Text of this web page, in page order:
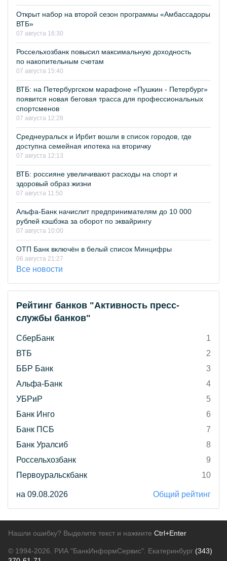
Открыт набор на второй сезон программы «Амбассадоры
ВТБ»
07 августа 16:30
Россельхозбанк повысил максимальную доходность
по накопительным счетам
07 августа 15:40
ВТБ: на Петербургском марафоне «Пушкин - Петербург»
появится новая беговая трасса для профессиональных
спортсменов
07 августа 12:28
Среднеуральск и Ирбит вошли в список городов, где
доступна семейная ипотека на вторичку
07 августа 12:13
ВТБ: россияне увеличивают расходы на спорт и
здоровый образ жизни
07 августа 11:50
Альфа-Банк начислит предпринимателям до 10 000
рублей кэшбэка за оборот по эквайрингу
07 августа 10:00
ОТП Банк включён в белый список Минцифры
06 августа 21:27
Все новости
Рейтинг банков "Активность пресс-
службы банков"
СберБанк
1
ВТБ
2
ББР Банк
3
Альфа-Банк
4
УБРиР
5
Банк Инго
6
Банк ПСБ
7
Банк Уралсиб
8
Россельхозбанк
9
Первоуральскбанк
10
на 09.08.2026 Общий рейтинг
Нашли ошибку? Выделите текст и нажмите Ctrl+Enter
© 1994-2026. РИА "БанкИнформСервис". Екатеринбург (343)